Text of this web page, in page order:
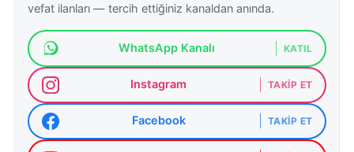
vefat ilanları — tercih ettiğiniz kanaldan anında.
WhatsApp Kanalı KATIL
Instagram TAKIP ET
Facebook TAKIP ET